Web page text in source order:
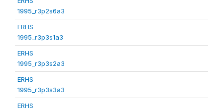
1995_r3p2s6a3
ERHS
1995_r3p3s1a3
ERHS
1995_r3p3s2a3
ERHS
1995_r3p3s3a3
ERHS